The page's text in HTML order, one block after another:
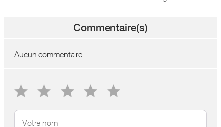
Commentaire(s)
Aucun commentaire